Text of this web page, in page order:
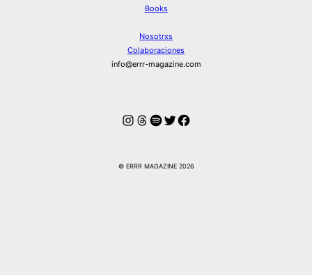
Books
Nosotrxs
Colaboraciones
info@errr-magazine.com
Instagram
Hilos
Spotify
Twitter
Facebook
© ERRR MAGAZINE 2026